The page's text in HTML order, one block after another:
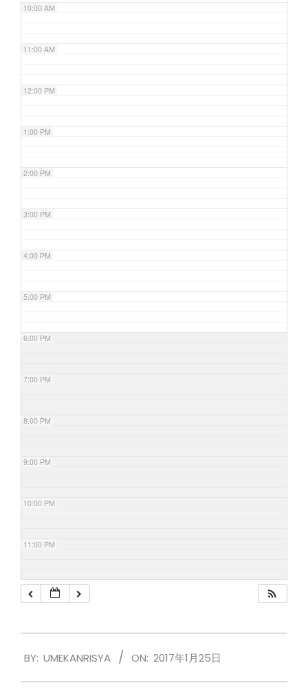
10:00 AM
11:00 AM
12:00 PM
1:00 PM
2:00 PM
3:00 PM
4:00 PM
5:00 PM
6:00 PM
7:00 PM
8:00 PM
9:00 PM
10:00 PM
11:00 PM
01-
BY: UMEKANRISYA ON: 2017年1月25日